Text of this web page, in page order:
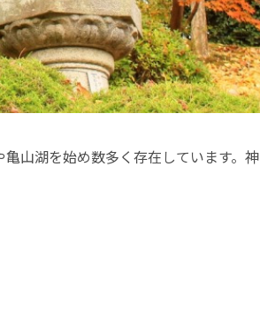
山湖を始め数多く存在しています。神